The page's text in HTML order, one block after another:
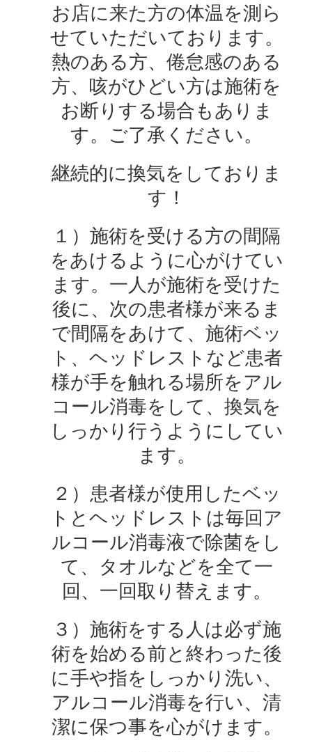
お店に来た方の体温を測ら
せていただいております。
熱のある方、倦怠感のある
方、咳がひどい方は施術を
お断りする場合もありま
す。ご了承ください。
継続的に換気をしておりま
す！
１）施術を受ける方の間隔
をあけるように心がけてい
ます。一人が施術を受けた
後に、次の患者様が来るま
で間隔をあけて、施術ベッ
ト、ヘッドレストなど患者
様が手を触れる場所をアル
コール消毒をして、換気を
しっかり行うようにしてい
ます。
２）患者様が使用したベッ
トとヘッドレストは毎回ア
ルコール消毒液で除菌をし
て、タオルなどを全て一
回、一回取り替えます。
３）施術をする人は必ず施
術を始める前と終わった後
に手や指をしっかり洗い、
アルコール消毒を行い、清
潔に保つ事を心がけます。